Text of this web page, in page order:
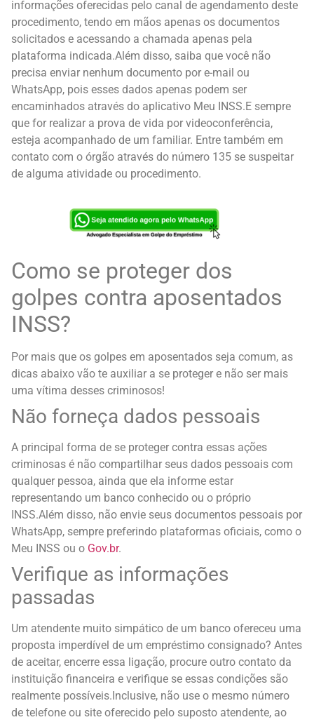
informações oferecidas pelo canal de agendamento deste
procedimento, tendo em mãos apenas os documentos
solicitados e acessando a chamada apenas pela
plataforma indicada.Além disso, saiba que você não
precisa enviar nenhum documento por e-mail ou
WhatsApp, pois esses dados apenas podem ser
encaminhados através do aplicativo Meu INSS. E sempre
que for realizar a prova de vida por videoconferência,
esteja acompanhado de um familiar. Entre também em
contato com o órgão através do número 135 se suspeitar
de alguma atividade ou procedimento.
Como se proteger dos
golpes contra aposentados
INSS?
Por mais que os golpes em aposentados seja comum, as
dicas abaixo vão te auxiliar a se proteger e não ser mais
uma vítima desses criminosos!
Não forneça dados pessoais
A principal forma de se proteger contra essas ações
criminosas é não compartilhar seus dados pessoais com
qualquer pessoa, ainda que ela informe estar
representando um banco conhecido ou o próprio
INSS.Além disso, não envie seus documentos pessoais por
WhatsApp, sempre preferindo plataformas oficiais, como o
Meu INSS ou o Gov.br.
Verifique as informações
passadas
Um atendente muito simpático de um banco ofereceu uma
proposta imperdível de um empréstimo consignado? Antes
de aceitar, encerre essa ligação, procure outro contato da
instituição financeira e verifique se essas condições são
realmente possíveis. Inclusive, não use o mesmo número
de telefone ou site oferecido pelo suposto atendente, ao